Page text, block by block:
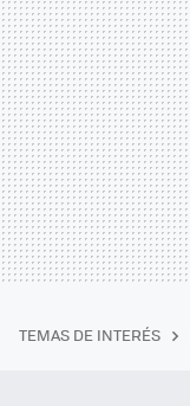
TEMAS DE INTERÉS